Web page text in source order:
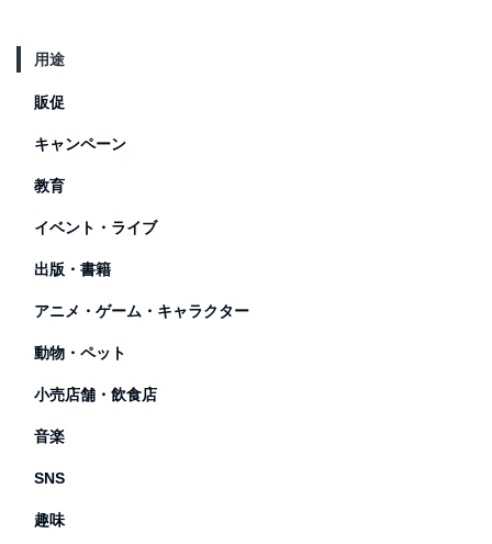
用途
販促
キャンペーン
教育
イベント・ライブ
出版・書籍
アニメ・ゲーム・キャラクター
動物・ペット
小売店舗・飲食店
音楽
SNS
趣味